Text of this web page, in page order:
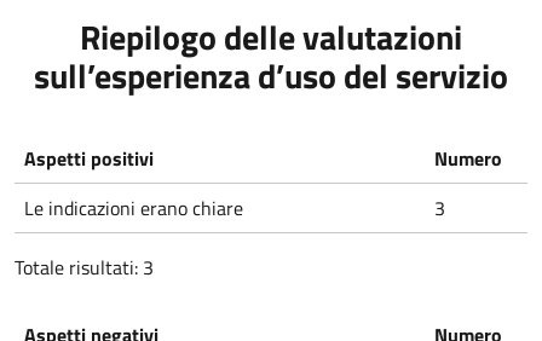
Riepilogo delle valutazioni
sull’esperienza d’uso del servizio
Aspetti positivi
Numero
Le indicazioni erano chiare
3
Totale risultati: 3
Aspetti negativi
Numero